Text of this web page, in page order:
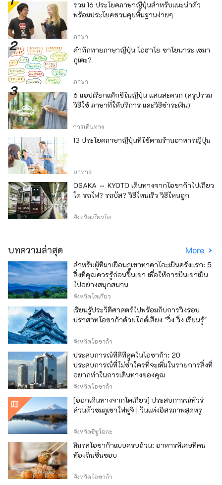
รวม 16 ประโยคภาษาญี่ปุ่นสำหรับแนะนำตัว
พร้อมประโยคชวนคุยพื้นฐานง่ายๆ
ภาษา
คำทักทายภาษาญี่ปุ่น โอฮาโย ซาโยนาระ เซมา
กุเตะ?
ภาษา
6 แอปเรียกแท็กซี่ในญี่ปุ่น แสนสะดวก (สรุปรวม
วิธีใช้ ภาษาที่ให้บริการ และวิธีชำระเงิน)
การเดินทาง
13 ประโยคภาษาญี่ปุ่นที่ใช้ตามร้านอาหารญี่ปุ่น
อาหาร
OSAKA ⇔ KYOTO เดินทางจากโอซาก้าไปเกียว
โต รถไฟ? รถบัส? วิธีไหนเร็ว วิธีไหนถูก
จังหวัดเกียวโต
บทความล่าสุด More
สำหรับผู้ที่มาเยือนภูเขาทาคาโอะเป็นครั้งแรก: 5
สิ่งที่คุณควรรู้ก่อนขึ้นเขา เพื่อให้การปีนเขาเป็น
ไปอย่างสนุกสนาน
จังหวัดโตเกียว
เรียนรู้ประวัติศาสตร์ไปพร้อมกับการวิ่งรอบ
ปราสาทโอซาก้าด้วยไกด์เสียง "วิ่ง วิ่ง เรียนรู้"
จังหวัดโอซาก้า
ประสบการณ์ที่ดีที่สุดในโอซาก้า: 20
ประสบการณ์ที่ไม่ซ้ำใครที่จะเพิ่มในรายการสิ่งที่
อยากทำในการเดินทางของคุณ
จังหวัดโอซาก้า
[ออกเดินทางจากโตเกียว] ประสบการณ์ทัวร์
ส่วนตัวชมภูเขาไฟฟูจิ | วันแห่งอิสรภาพสุดหรู
จังหวัดชิซูโอกะ
ลิ้มรสโอซาก้าแบบครบถ้วน: อาหารพิเศษที่คน
ท้องถิ่นชื่นชอบ
จังหวัดโอซาก้า